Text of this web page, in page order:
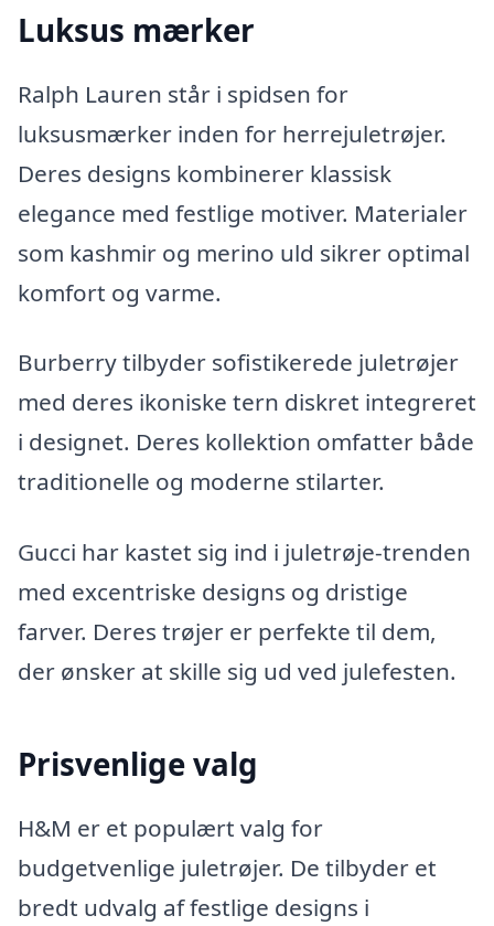
Luksus mærker
Ralph Lauren står i spidsen for
luksusmærker inden for herrejuletrøjer.
Deres designs kombinerer klassisk
elegance med festlige motiver. Materialer
som kashmir og merino uld sikrer optimal
komfort og varme.
Burberry tilbyder sofistikerede juletrøjer
med deres ikoniske tern diskret integreret
i designet. Deres kollektion omfatter både
traditionelle og moderne stilarter.
Gucci har kastet sig ind i juletrøje-trenden
med excentriske designs og dristige
farver. Deres trøjer er perfekte til dem,
der ønsker at skille sig ud ved julefesten.
Prisvenlige valg
H&M er et populært valg for
budgetvenlige juletrøjer. De tilbyder et
bredt udvalg af festlige designs i